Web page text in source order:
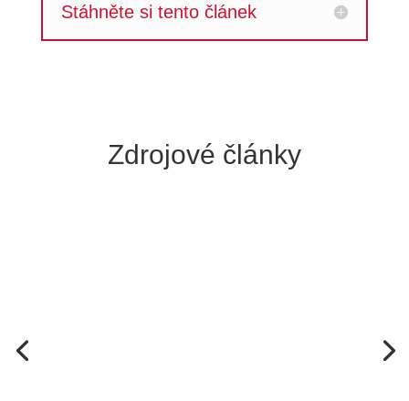
Stáhněte si tento článek
Zdrojové články